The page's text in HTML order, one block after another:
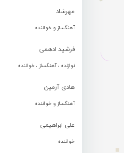
مهرشاد
آهنگساز و خواننده
فرشید ادهمی
نوازنده ، آهنگساز ، خواننده
هادی آرمین
آهنگساز و خواننده
علی ابراهیمی
خواننده